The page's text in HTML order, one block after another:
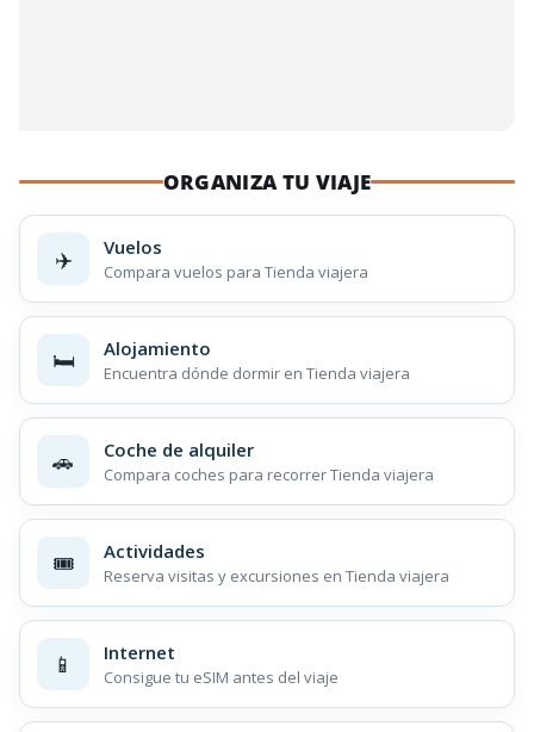
ORGANIZA TU VIAJE
✈️ Vuelos
Compara vuelos para Tienda viajera
🛏️ Alojamiento
Encuentra dónde dormir en Tienda viajera
🚗 Coche de alquiler
Compara coches para recorrer Tienda viajera
🎟️ Actividades
Reserva visitas y excursiones en Tienda viajera
📱 Internet
Consigue tu eSIM antes del viaje